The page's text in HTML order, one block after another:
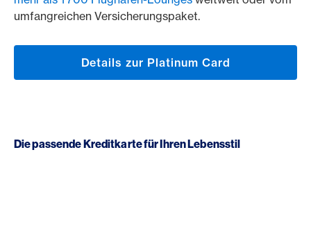
umfangreichen Versicherungspaket.
Details zur Platinum Card
Die passende Kreditkarte für Ihren Lebensstil